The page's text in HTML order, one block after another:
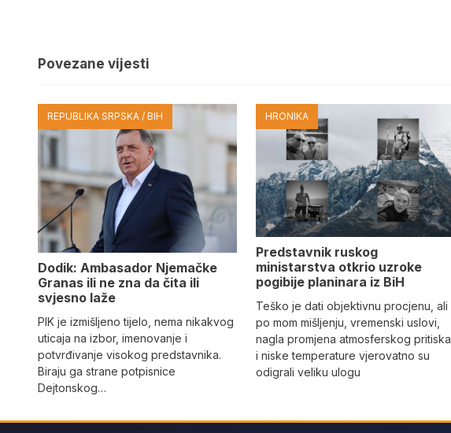
Povezane vijesti
REPUBLIKA SRPSKA / BIH
Dodik: Ambasador Njemačke
Granas ili ne zna da čita ili
svjesno laže
PIK je izmišljeno tijelo, nema nikakvog
uticaja na izbor, imenovanje i
potvrđivanje visokog predstavnika.
Biraju ga strane potpisnice
Dejtonskog…
HRONIKA
Predstavnik ruskog
ministarstva otkrio uzroke
pogibije planinara iz BiH
Teško je dati objektivnu procjenu, ali
po mom mišljenju, vremenski uslovi,
nagla promjena atmosferskog pritiska
i niske temperature vjerovatno su
odigrali veliku ulogu